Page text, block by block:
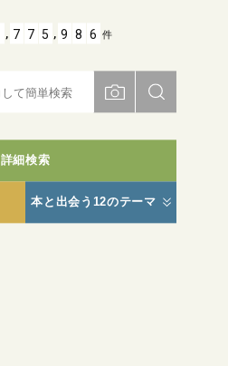
詳細検索
本と出会う12のテーマ
, 7 7 5 , 9 8 6 件